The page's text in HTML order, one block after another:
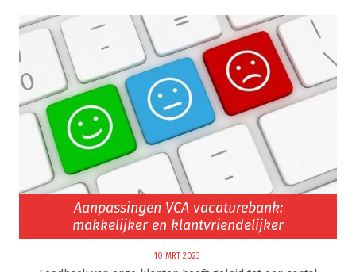
Aanpassingen VCA vacaturebank:
makkelijker en klantvriendelijker
10 MRT 2023